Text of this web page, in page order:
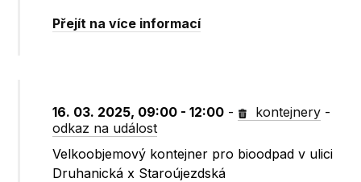
Přejít na více informací
16. 03. 2025, 09:00 - 12:00 - kontejnery -
odkaz na událost
Velkoobjemový kontejner pro bioodpad v ulici
Druhanická x Staroújezdská